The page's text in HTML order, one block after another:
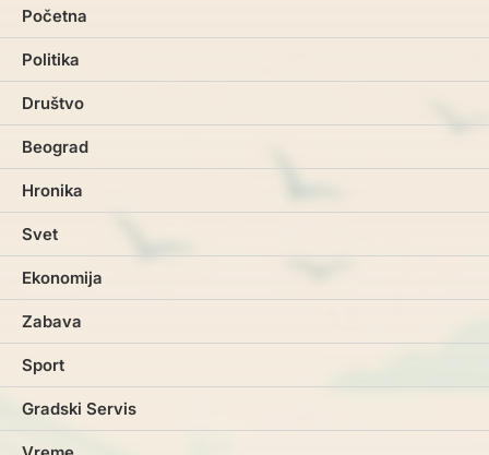
Početna
Politika
Društvo
Beograd
Hronika
Svet
Ekonomija
Zabava
Sport
Gradski Servis